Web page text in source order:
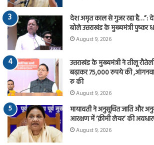
देश अमृत काल से गुजर रहा है…”:
बोले उत्तराखंड के मुख्यमंत्री पुष्कर
August 9, 2026
उत्तराखंड के मुख्यमंत्री ने तीलू
बढ़ाकर 75,000 रुपये की
रु की
August 9, 2026
मायावती ने अनुसूचित जाति और
आरक्षण में ‘क्रीमी लेयर’ की
August 9, 2026